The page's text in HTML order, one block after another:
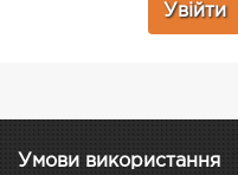
Увійти
Умови використання